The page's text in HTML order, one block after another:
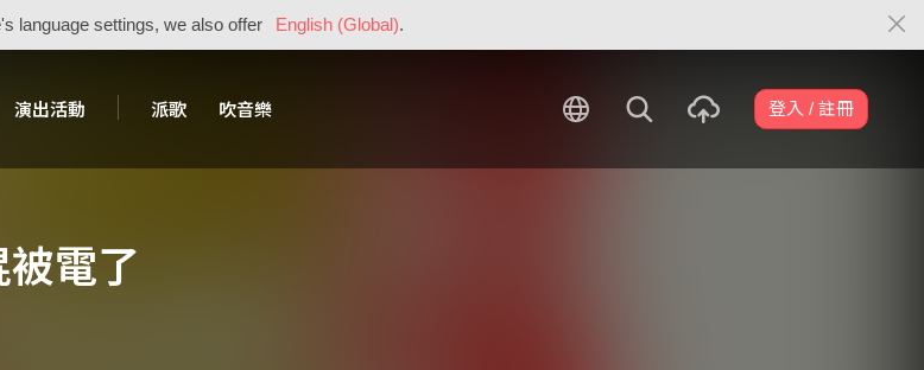
language settings, we also offer English (Global).
演出活動 派歌 吹音樂 登入 / 註冊
被電了